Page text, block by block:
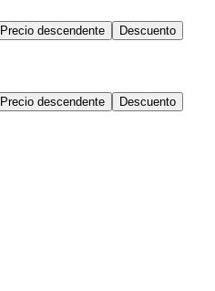
Precio descendente Descuento
Precio descendente Descuento